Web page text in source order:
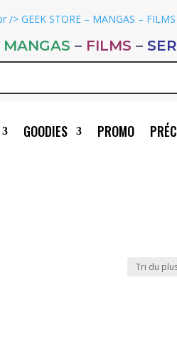
MANGAS – FILMS –
GOODIES PROMO